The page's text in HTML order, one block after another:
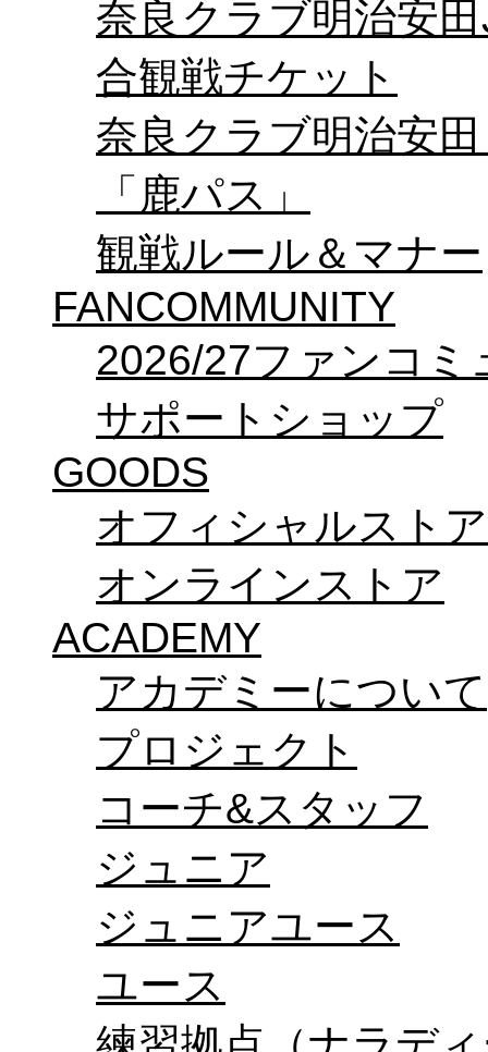
奈良クラブ明治安
合観戦チケット
奈良クラブ明治安
「鹿パス」
観戦ルール＆マナー
FANCOMMUNITY
2026/27ファンコミ
サポートショップ
GOODS
オフィシャルスト
オンラインストア
ACADEMY
アカデミーについて
プロジェクト
コーチ&スタッフ
ジュニア
ジュニアユース
ユース